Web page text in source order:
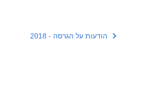
הודעות על הגרסה - 2018